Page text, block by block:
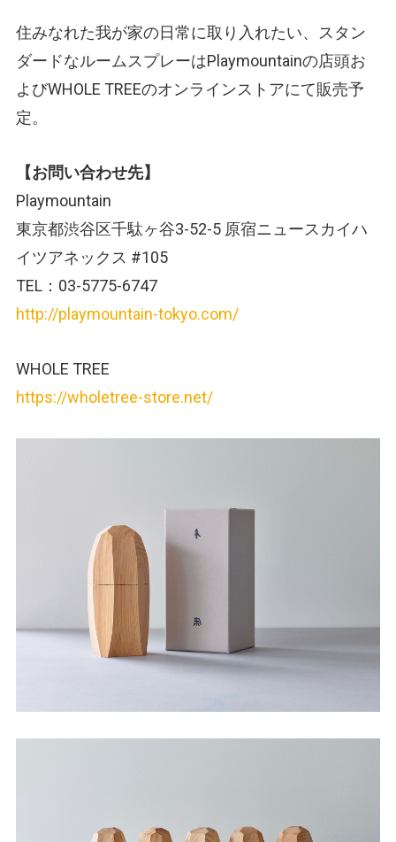
住みなれた我が家の日常に取り入れたい、スタン
ダードなルームスプレーはPlaymountainの店頭お
よびWHOLE TREEのオンラインストアにて販売予
定。
【お問い合わせ先】
Playmountain
東京都渋谷区千駄ヶ谷3-52-5 原宿ニュースカイハ
イツアネックス #105
TEL：03-5775-6747
http://playmountain-tokyo.com/
WHOLE TREE
https://wholetree-store.net/